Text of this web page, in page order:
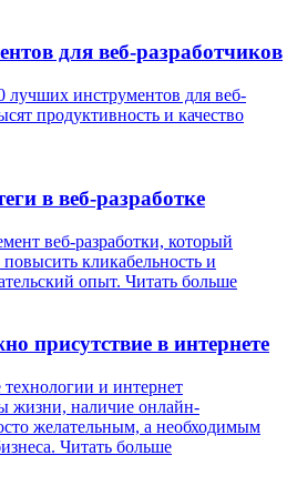
для веб-разработчиков
лучших инструментов для веб-
продуктивность и качество
в веб-разработке
веб-разработки, который
кликабельность и
опыт. Читать больше
присутствие в интернете
и интернет
жизни, наличие онлайн-
желательным, а необходимым
Читать больше